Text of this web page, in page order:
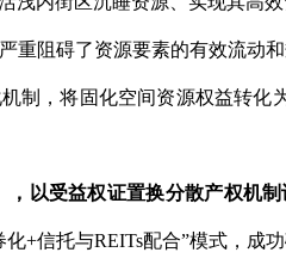
重阻碍了资源要素的有效流动
制，将固化空间资源权益转化
以受益权证置换分散产权机制
+信托与REITs配合”模式，成